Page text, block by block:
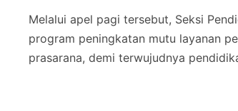
Melalui apel pagi tersebut, Seksi
program peningkatan mutu layanan
prasarana, demi terwujudnya